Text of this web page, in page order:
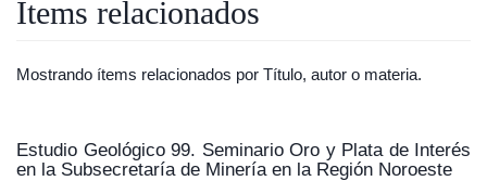
Ítems relacionados
Mostrando ítems relacionados por Título, autor o materia.
Estudio Geológico 99. Seminario Oro y Plata de Interés
en la Subsecretaría de Minería en la Región Noroeste